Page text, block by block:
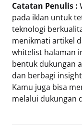
Catatan Penulis :
pada iklan untuk
teknologi
menikmati artikel
whitelist halaman
bentuk dukungan
dan berbagi
Kamu juga bisa
melalui dukungan